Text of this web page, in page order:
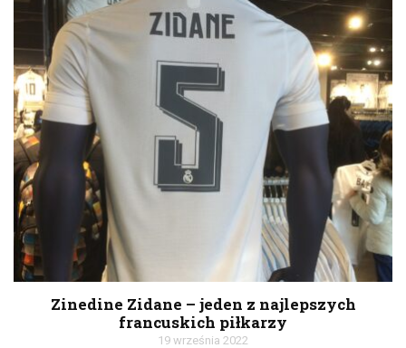
Zinedine Zidane – jeden z najlepszych
francuskich piłkarzy
19 września 2022